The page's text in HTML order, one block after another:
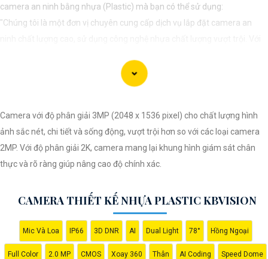
camera an ninh bằng nhựa (Plastic) mà bạn có thể sử dụng:
"Chúng tôi là một đơn vị chuyên cung cấp dịch vụ lắp đặt camera an
khách hàng sự an tâm và yên tâm về an ninh tại mọi không gian. Hệ
thống camera nhựa của chúng An Thành Phát Không chỉ mang lại hình
hiệu quả. Đến với chúng tôi, quý khách sẽ được tư vấn kỹ lưỡng và lựa
chọn giải pháp an ninh tốt nhất cho gia đình, cửa hàng hoặc doanh
nghiệp của mình. Hãy để chúng tôi giúp bạn bảo vệ mọi khoảnh khắc
quan trọng."
Camera với độ phân giải 3MP (2048 x 1536 pixel) cho chất lượng hình
ảnh sắc nét, chi tiết và sống động, vượt trội hơn so với các loại camera
2MP. Với độ phân giải 2K, camera mang lại khung hình giám sát chân
thực và rõ ràng giúp nâng cao độ chính xác.
CAMERA THIẾT KẾ NHỰA PLASTIC KBVISION
Mic Và Loa IP66 3D DNR AI Dual Light 78° Hồng Ngoại
Full Color 2.0 MP CMOS Xoay 360 Thân AI Coding Speed Dome